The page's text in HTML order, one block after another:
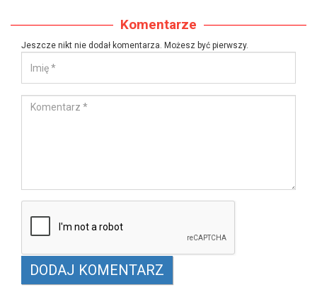
Komentarze
Jeszcze nikt nie dodał komentarza. Możesz być pierwszy.